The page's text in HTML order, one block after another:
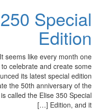
Special
Edition
It seems like every month one
to celebrate and create some
its latest special edition
the 50th anniversary of the
is called the Elise 350 Special
Edition, and it […]